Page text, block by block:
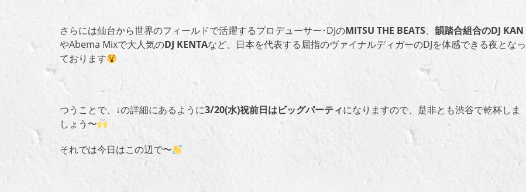
さらには仙台から世界のフィールドで活躍するプロデューサー･DJのMITSU THE BEATS、 韻踏合組合のDJ KAN
やAbema Mixで大人気のDJ KENTAなど、日本を代表する屈指のヴァイナルディガーのDJを体感できる夜となっ
ております
つうことで、↓の詳細にあるように3/20(水)祝前日はビッグパーティになりますので、是非とも渋谷で乾杯しま
しょう〜
それでは今日はこの辺で〜